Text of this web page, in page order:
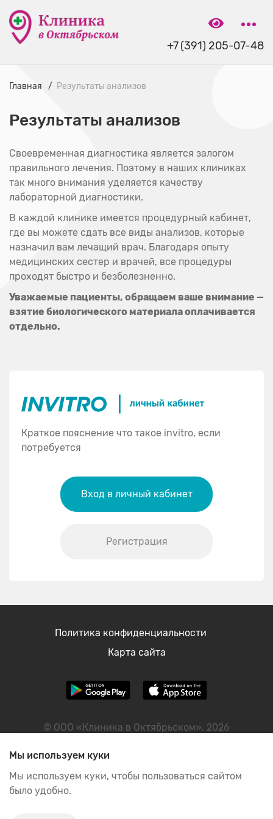
+7 (391) 205-07-48
Главная Результаты анализов
Результаты анализов
Своевременная диагностика является залогом
правильного лечения. Поэтому в наших клиниках
так много внимания уделяется качеству
лабораторной диагностики.
В каждой клинике имеется процедурный кабинет,
где вы можете сдать все виды анализов, которые
назначил вам лечащий врач. Благодаря опыту
медицинских сестер и врачей, все процедуры
проходят быстро и безболезненно.
Уважаемые пациенты, обращаем ваше внимание —
взятие биологического материала оплачивается
отдельно.
Краткое пояснение что такое invitro, если
потребуется
Вход в личный кабинет
Регистрация
© ООО «Клиника в Октябрьском», 2026
Политика конфиденциальности
Карта сайта
Мы используем куки
Мы используем куки, чтобы пользоваться сайтом
было удобно.